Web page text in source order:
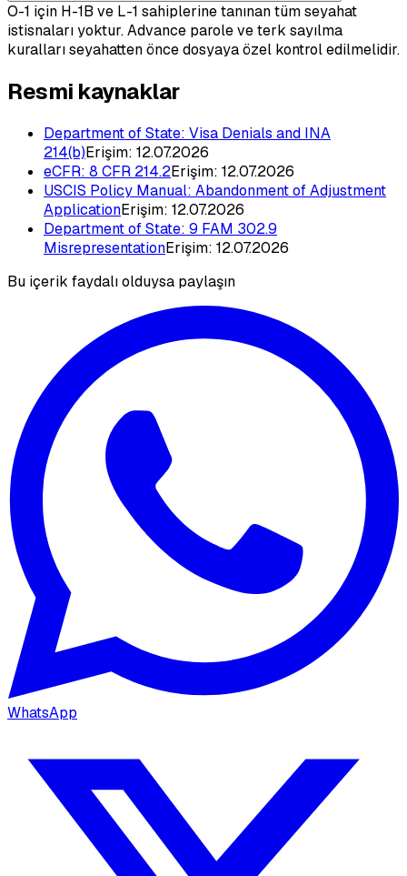
O-1 için H-1B ve L-1 sahiplerine tanınan tüm seyahat
istisnaları yoktur. Advance parole ve terk sayılma
kuralları seyahatten önce dosyaya özel kontrol edilmelidir.
Resmi kaynaklar
Department of State: Visa Denials and INA
214(b)Erişim: 12.07.2026
eCFR: 8 CFR 214.2Erişim: 12.07.2026
USCIS Policy Manual: Abandonment of Adjustment
ApplicationErişim: 12.07.2026
Department of State: 9 FAM 302.9
MisrepresentationErişim: 12.07.2026
Bu içerik faydalı olduysa paylaşın
WhatsApp